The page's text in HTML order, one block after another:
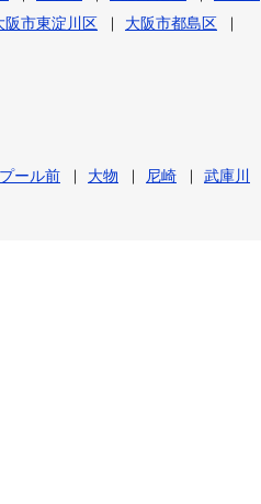
阪市東淀川区
大阪市都島区
ール前 大物 尼崎 武庫川